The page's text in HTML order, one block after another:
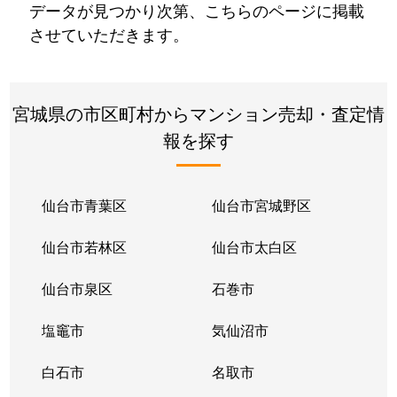
データが見つかり次第、こちらのページに掲載
させていただきます。
宮城県の市区町村からマンション売却・査定情
報を探す
仙台市青葉区 仙台市宮城野区
仙台市若林区 仙台市太白区
仙台市泉区 石巻市
塩竈市 気仙沼市
白石市 名取市